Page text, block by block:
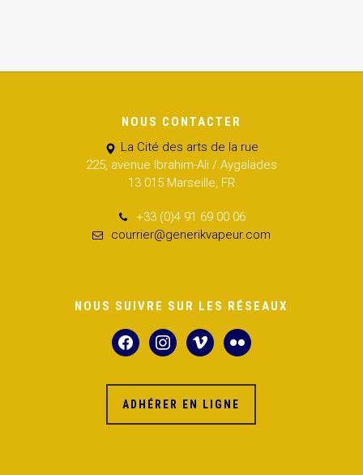
NOUS CONTACTER
La Cité des arts de la rue
225, avenue Ibrahim-Ali / Aygalades
13 015 Marseille, FR
+33 (0)4 91 69 00 06
courrier@generikvapeur.com
NOUS SUIVRE SUR LES RÉSEAUX
facebookinstagram
vimeo flickr
ADHÉRER EN LIGNE